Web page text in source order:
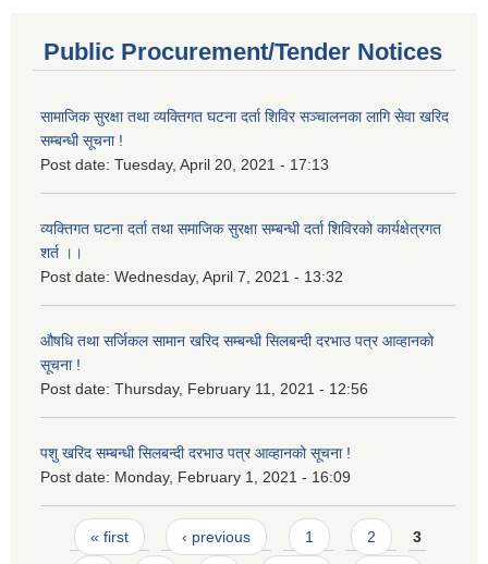
Public Procurement/Tender Notices
सामाजिक सुरक्षा तथा व्यक्तिगत घटना दर्ता शिविर सञ्चालनका लागि सेवा खरिद
सम्बन्धी सूचना !
Post date: Tuesday, April 20, 2021 - 17:13
व्यक्तिगत घटना दर्ता तथा समाजिक सुरक्षा सम्बन्धी दर्ता शिविरको कार्यक्षेत्रगत
शर्त ।।
Post date: Wednesday, April 7, 2021 - 13:32
औषधि तथा सर्जिकल सामान खरिद सम्बन्धी सिलबन्दी दरभाउ पत्र आव्हानको
सूचना !
Post date: Thursday, February 11, 2021 - 12:56
पशु खरिद सम्बन्धी सिलबन्दी दरभाउ पत्र आव्हानको सूचना !
Post date: Monday, February 1, 2021 - 16:09
Pages
« first ‹ previous 1 2 3